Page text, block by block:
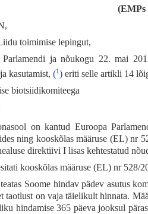
(EMPs
toimimise lepingut,
Parlamendi ja nõukogu 22. mai
kasutamist, (1)eriti selle artikli 14
biotsiidikomiteega
on kantud Euroopa
ning kooskõlas määruse (EL) nr
direktiivi I lisas kehtestatud
kooskõlas määruse (EL) nr 528/
Soome hindav pädev asutus
taotlust on vaja täielikult hinnata.
hindamise 365 päeva jooksul